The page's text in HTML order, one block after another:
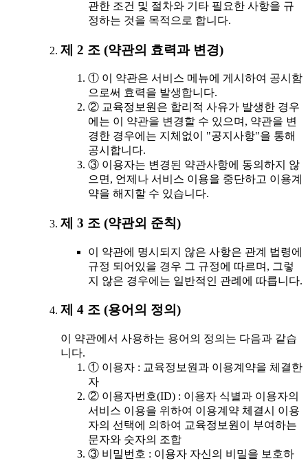
관한 조건 및 절차와 기타 필요한 사항을 규
정하는 것을 목적으로 합니다.
제 2 조 (약관의 효력과 변경)
① 이 약관은 서비스 메뉴에 게시하여 공시함
으로써 효력을 발생합니다.
② 교육정보원은 합리적 사유가 발생한 경우
에는 이 약관을 변경할 수 있으며, 약관을 변
경한 경우에는 지체없이 "공지사항"을 통해
공시합니다.
③ 이용자는 변경된 약관사항에 동의하지 않
으면, 언제나 서비스 이용을 중단하고 이용계
약을 해지할 수 있습니다.
제 3 조 (약관외 준칙)
이 약관에 명시되지 않은 사항은 관계 법령에
규정 되어있을 경우 그 규정에 따르며, 그렇
지 않은 경우에는 일반적인 관례에 따릅니다.
제 4 조 (용어의 정의)
이 약관에서 사용하는 용어의 정의는 다음과 같습
니다.
① 이용자 : 교육정보원과 이용계약을 체결한
자
② 이용자번호(ID) : 이용자 식별과 이용자의
서비스 이용을 위하여 이용계약 체결시 이용
자의 선택에 의하여 교육정보원이 부여하는
문자와 숫자의 조합
③ 비밀번호 : 이용자 자신의 비밀을 보호하